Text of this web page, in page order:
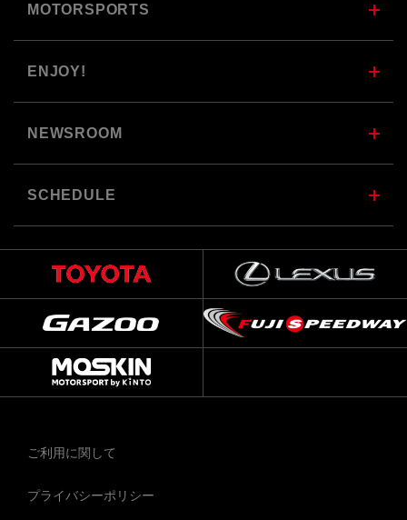
MOTORSPORTS
ENJOY!
NEWSROOM
SCHEDULE
ご利用に関して
プライバシーポリシー